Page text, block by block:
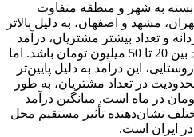
بسته به شهر و منطقه متفاوت
مشهد و اصفهان، به دلیل بالاتر
و تعداد بیشتر مشتریان، درآمد
ماهیانه آرایشگر مردانه می‌تواند بین 20 تا 50 میلیون تومان باشد. اما
این درآمد به دلیل پایین‌تر
در تعداد مشتریان، به طور
تا 20 میلیون تومان در ماه است. میانگین درآمد
نشان‌دهنده تأثیر مستقیم محل
ایران است.